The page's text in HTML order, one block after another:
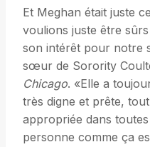
Et Meghan était juste
voulions juste être
son intérêt pour notre
sœur de Sorority
Chicago. «Elle a
très digne et prête,
appropriée dans
personne comme ça